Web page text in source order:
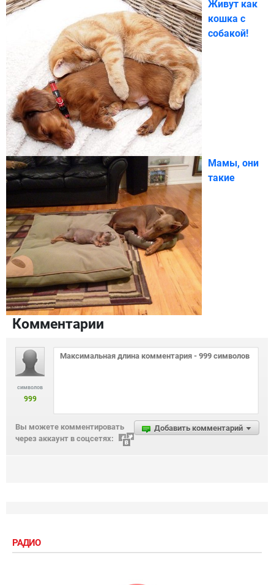
Живут как
кошка с
собакой!
Мамы, они
такие
Комментарии
символов
999
Добавить комментарий
Вы можете комментировать
через аккаунт в соцсетях:
РАДИО